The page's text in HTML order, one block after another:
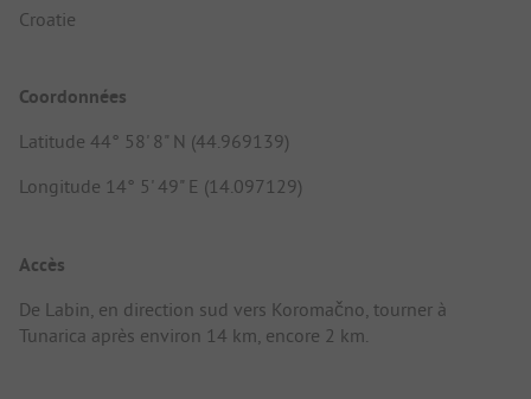
Croatie
Coordonnées
Latitude 44° 58' 8" N (44.969139)
Longitude 14° 5' 49" E (14.097129)
Accès
De Labin, en direction sud vers Koromačno, tourner à
Tunarica après environ 14 km, encore 2 km.